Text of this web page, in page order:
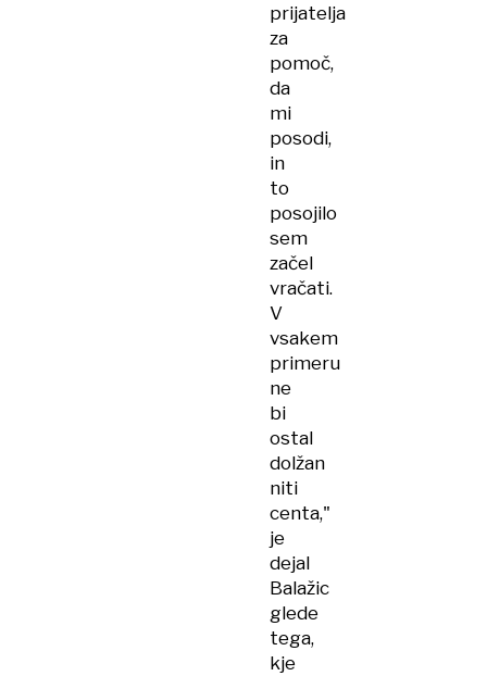
prijatelja
za
pomoč,
da
mi
posodi,
in
to
posojilo
sem
začel
vračati.
V
vsakem
primeru
ne
bi
ostal
dolžan
niti
centa,"
je
dejal
Balažic
glede
tega,
kje